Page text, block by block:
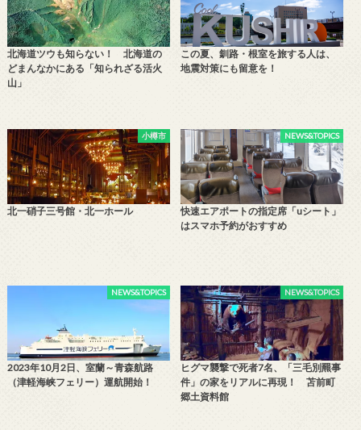
北海道ツウも知らない！ 北海道の
どまんなかにある「知られざる活火
山」
この夏、釧路・根室を旅する人は、
地震対策にも留意を！
小樽市
北一硝子三号館・北一ホール
NEWS&TOPICS
快速エアポートの指定席「uシート」
はスマホ予約がおすすめ
NEWS&TOPICS
2023年10月2日、室蘭～青森航路
（津軽海峡フェリー）運航開始！
NEWS&TOPICS
ヒグマ襲撃で死者7名、「三毛別羆事
件」の家をリアルに再現！ 苫前町
郷土資料館